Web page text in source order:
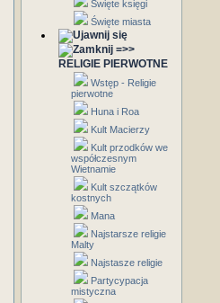
Święte księgi
Święte miasta
=>>
RELIGIE PIERWOTNE
Wstęp - Religie
pierwotne
Huna i Roa
Kult Macierzy
Kult przodków we
współczesnym
Wietnamie
Kult szczątków
kostnych
Mana
Najstarsze religie
Malty
Najstasze religie
Partycypacja
mistyczna